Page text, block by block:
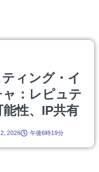
ィング・イ
：レピュテ
性、IP共有
2026 午後6時19分